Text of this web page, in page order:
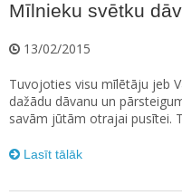
Mīlnieku svētku
13/02/2015
Tuvojoties visu mīlētāju jeb
dažādu dāvanu un
savām jūtām otrajai pusītei.
Lasīt tālāk